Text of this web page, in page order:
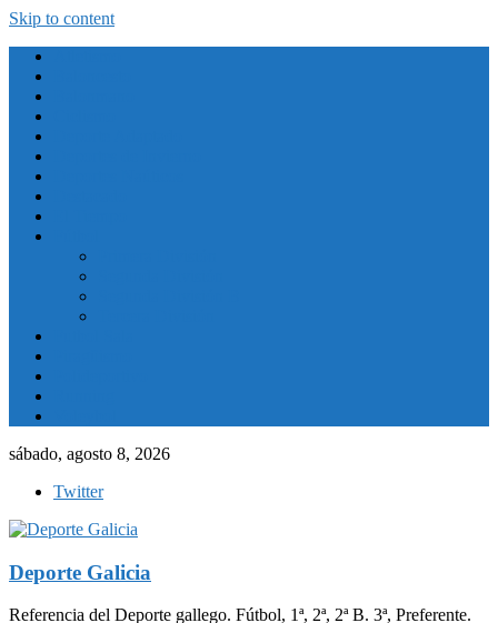
Skip to content
sábado, agosto 8, 2026
Twitter
Deporte Galicia
Referencia del Deporte gallego. Fútbol, 1ª, 2ª, 2ª B. 3ª, Preferente.